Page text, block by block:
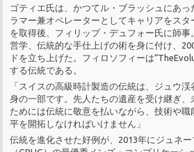
ゴティエ氏は、かつてル・ブラッシュにあ
ラマー兼オペレーターとしてキャリアをスタ
を取得後、フィリップ・デュフォー氏に師
営学、伝統的な手仕上げの術を身に付け、
ドを立ち上げた。フィロソフィーは
する伝統である。
「スイスの高級時計製造の伝統は、ジュウ
身の一部です。先人たちの遺産を受け継ぎ
ためには伝統に敬意を払いながら、技術や
平を開拓しなければいけません」
伝統を進化させた好例が、2013年にジュネー